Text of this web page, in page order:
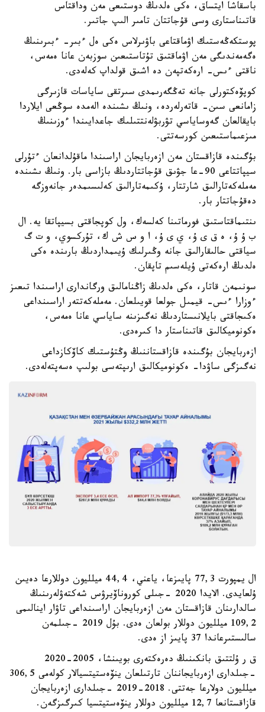
باسقاشا ايتساق، ەكى ەلدىڭ دوستىعى مەن وداقتاس
قاتىناستارى وسى قۇجاتتان تامىر الىپ جاتىر.
پوستكەڭەستىك اۋماقتاعى باۋىرلاس ەكى ەل ءبىر- ءبىرىنىڭ
ەگەمەندىگى مەن اۋماقتىق تۇتاستىعىن سوزبەن عانا ەمەس،
ناقتى ءىس- ارەكەتپەن دە اشىق قولداپ كەلەدى.
كوپۆەكتورلى جانە تەڭگەرىمدى سىرتقى ساياسات قازىرگى
زامانعى سىن- قاتەرلەردە، ونىڭ ىشىندە الەمدە سوڭعى ايلاردا
بايقالعان گەوساياسي تۋربۋلەنتتىلىك جاعدايىندا ءوزىنىڭ
مىزعىماستىعىن كورسەتتى.
بۇگىندە قازاقستان مەن ازەربايجان اراسىندا ماقۇلدانعان ءتۇرلى
سيپاتتاعى 90-عا جۋىق قۇجاتتاردىڭ بازاسى بار. ونىڭ ىشىندە
مەملەكەتارالىق شارتتار، ۇكىمەتارالىق كەلىسىمدەر جانەوزگە
دەقۇجاتتار بار.
ىنتىماقتاستىق فورماتىنا كەلسەك، ول كوپجاقتى بسيپاتقا يە. ال
ب ۇ ۇ، ە ق ى ۇ، ي ى ۇ، ا و س ش ك، تۇركسوي، و ت گ
سياقتى حالىقارالىق جانە وڭىرلىك ۇيىمداردىڭ بارىندە ەكى
ەلدىڭ ارەكەتى ۇيلەسىم تاپقان.
سونىمەن قاتار، ەكى ەلدىڭ زاڭنامالىق ورگاندارى اراسىندا تىعىز
ءوزارا ءىس- قيمىل جولعا قويىلعان. مەملەكەتتەر اراسىنداعى
ەكىجاقتى بايلانىستاردىڭ نەگىزىنە ساياسي عانا ەمەس،
ەكونوميكالىق قاتىناستار دا كىرەدى.
ازەربايجان بۇگىندە قازاقستاننىڭ وڭتۇستىك كاۆكازداعى
نەگىزگى ساۋدا- ەكونوميكالىق ارىپتەسى بولىپ ەسەپتەلەدى.
ال يمپورت 77,3 پايىزعا، ياعني، 44,4 ميلليون دوللارعا دەيىن
ۇلعايدى. الايدا 2020 -جىلى كوروناۆيرۋس شەكتەۋلەرىنىڭ
سالدارىنان قازاقستان مەن ازەربايجان اراسىنداعى تاۋار اينالىمى
109,2 ميلليون دوللار بولعان ەدى. بۇل 2019 -جىلمەن
سالىستىرعاندا 37 پايىز از ەدى.
ق ر ۇلتتىق بانكىنىڭ دەرەكتەرى بويىنشا، 2005-2020
-جىلدارى ازەربايجاننان تارتىلعان ينۆەستيتسيالار كولەمى 306,5
ميلليون دولارعا جەتتى. 2018-2019 -جىلدارى ازەربايجان
قازاقستانعا 12,7 ميلليون دوللار ينۆەستيتسيا كىرگىزگەن.